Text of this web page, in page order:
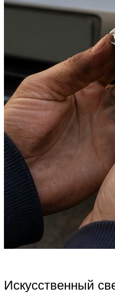
Искусственный